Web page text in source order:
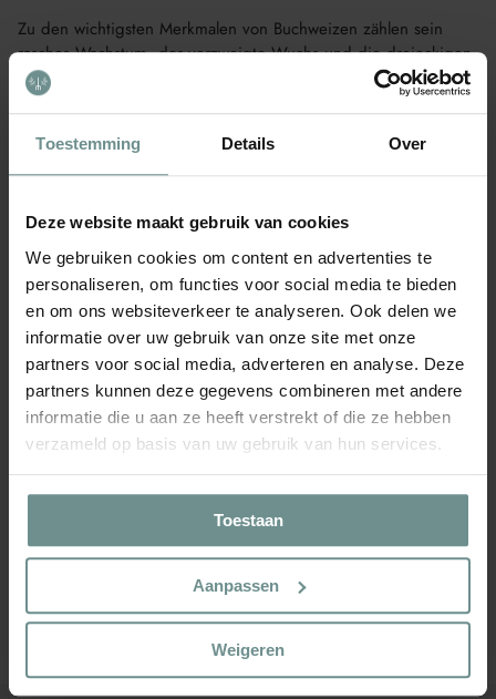
Toestemming Details Over
Deze website maakt gebruik van cookies
We gebruiken cookies om content en advertenties te
personaliseren, om functies voor social media te bieden
en om ons websiteverkeer te analyseren. Ook delen we
informatie over uw gebruik van onze site met onze
partners voor social media, adverteren en analyse. Deze
partners kunnen deze gegevens combineren met andere
informatie die u aan ze heeft verstrekt of die ze hebben
verzameld op basis van uw gebruik van hun services.
Toestaan
Aanpassen
Weigeren
Zu den wichtigsten Merkmalen von Buchweizen zählen sein
rasches Wachstum, der verzweigte Wuchs und die dreieckigen
Blätter. Was diese Pflanze für Gärtner besonders wertvoll macht,
ist ihre Rolle als Gründüngung. Buchweizen ist dafür bekannt,
Stickstoff aus der Luft bindet und in den Boden einträgt. Das
macht ihn zu einer ausgezeichneten Wahl, um Bodenstruktur
wenn die Samen ausgesät werden. Die Pflanze wächst rasch
und entwickelt sich zu einem dichten Blätterdach, das Unkraut
unterdrückt. Auch wenn Buchweizen nicht für besonders
auffällige Blüten bekannt ist, bildet er kleine, weisse Blüten, die
Bienen und andere Bestäuber anziehen. Buchweizen blüht
bekanntermassen während der Sommermonate und kann je
nach Wachstumsbedingungen nach etwa 8 bis 10 Wochen
geerntet werden.
Warenkorb
WHATSAPP
Superschneller Kontakt
Klicken Sie hier und senden Sie uns eine Nachricht